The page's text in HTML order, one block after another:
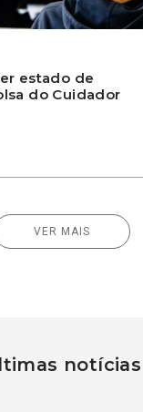
estado de
do Cuidador
VER MAIS
notícias